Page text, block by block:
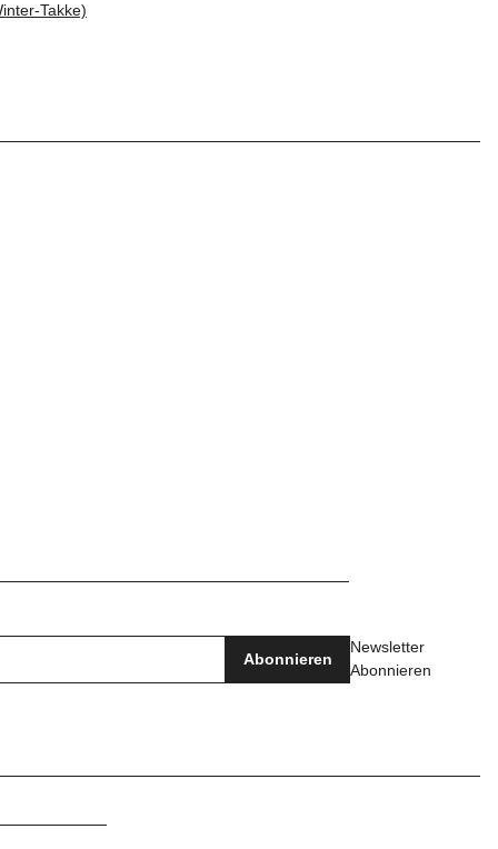
Takke)
Abonnieren
Newsletter
Abonnieren